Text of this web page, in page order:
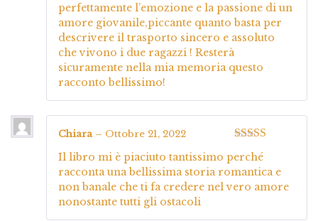
perfettamente l’emozione e la passione di un
amore giovanile,piccante quanto basta per
descrivere il trasporto sincero e assoluto
che vivono i due ragazzi ! Resterà
sicuramente nella mia memoria questo
racconto bellissimo!
Valutato
5
Chiara – Ottobre 21, 2022
Il libro mi è piaciuto tantissimo perché
racconta una bellissima storia romantica e
non banale che ti fa credere nel vero amore
nonostante tutti gli ostacoli